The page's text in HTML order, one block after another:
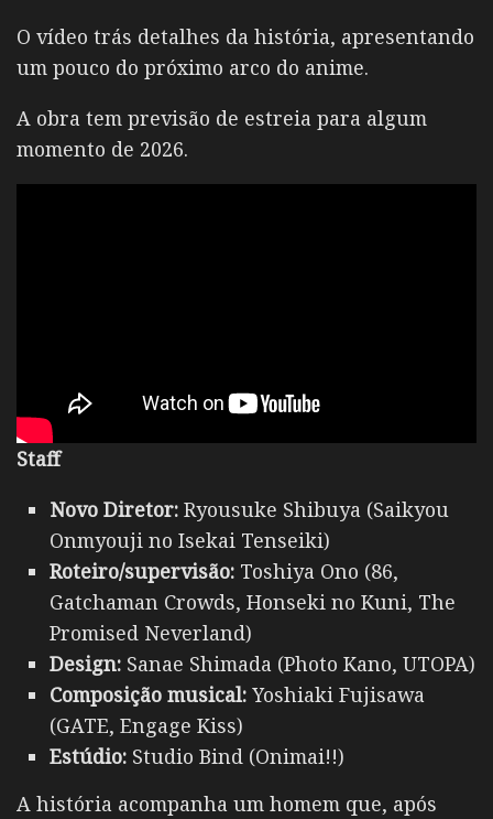
O vídeo trás detalhes da história, apresentando
um pouco do próximo arco do anime.
A obra tem previsão de estreia para algum
momento de 2026.
Staff
Novo Diretor: Ryousuke Shibuya (Saikyou
Onmyouji no Isekai Tenseiki)
Roteiro/supervisão: Toshiya Ono (86,
Gatchaman Crowds, Honseki no Kuni, The
Promised Neverland)
Design: Sanae Shimada (Photo Kano, UTOPA)
Composição musical: Yoshiaki Fujisawa
(GATE, Engage Kiss)
Estúdio: Studio Bind (Onimai!!)
A história acompanha um homem que, após